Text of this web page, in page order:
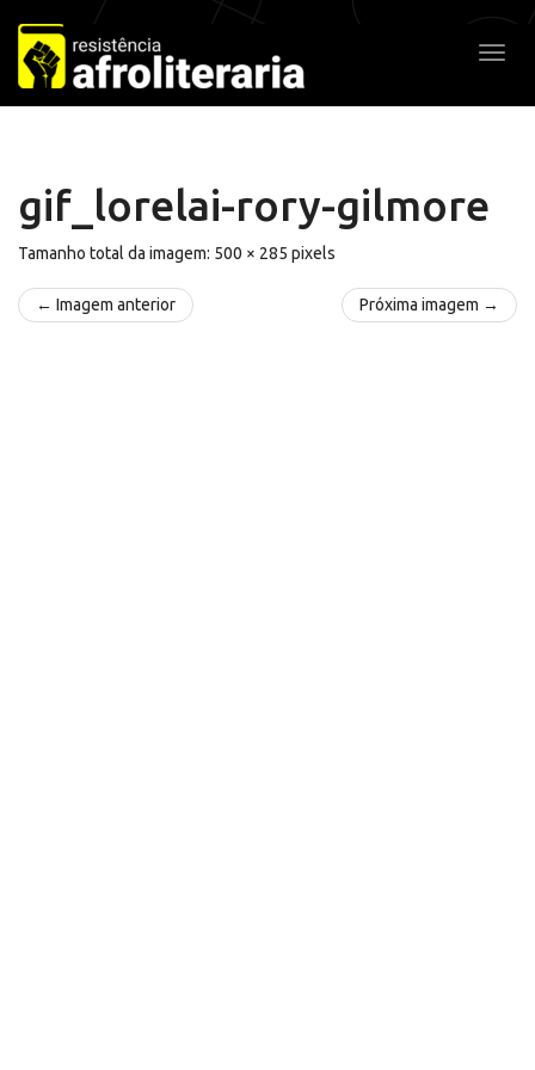
Pular
para
o
conteúdo
gif_lorelai-rory-gilmore
Tamanho total da imagem: 500 × 285 pixels
← Imagem anterior Próxima imagem →